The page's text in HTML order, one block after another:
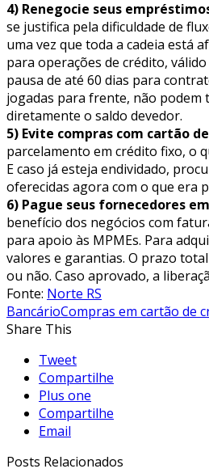
4) Renegocie seus
se justifica pela dificuldade de
uma vez que toda a cadeia está
para operações de crédito,
pausa de até 60 dias para
jogadas para frente, não
diretamente o saldo devedor.
5) Evite compras com cartão
parcelamento em crédito fixo, o
E caso já esteja endividado,
oferecidas agora com o que era
6) Pague seus fornecedores
benefício dos negócios com
para apoio às MPMEs. Para
valores e garantias. O prazo
ou não. Caso aprovado, a
Fonte: Norte RS
BancárioCompras em cartão de
Share This
Tweet
Compartilhe
Plus one
Compartilhe
Email
Posts Relacionados